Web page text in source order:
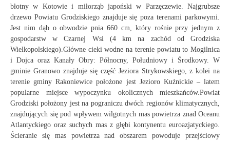
błotny w Kotowie i miłorząb japoński w Parzęczewie. Najgrubsze
drzewo Powiatu Grodziskiego znajduje się poza terenami parkowymi.
Jest nim dąb o obwodzie pnia 660 cm, który rośnie przy jednym z
gospodarstw w Czarnej Wsi (4 km na zachód od Grodziska
Wielkopolskiego).Główne cieki wodne na terenie powiatu to Mogilnica
i Dojca oraz Kanały Obry: Północny, Południowy i Środkowy. W
gminie Granowo znajduje się część Jeziora Strykowskiego, z kolei na
terenie gminy Rakoniewice położone jest Jezioro Kuźnickie – latem
popularne miejsce wypoczynku okolicznych mieszkańców.Powiat
Grodziski położony jest na pograniczu dwóch regionów klimatycznych,
znajdujących się pod wpływem wilgotnych mas powietrza znad Oceanu
Atlantyckiego oraz suchych mas z głębi kontynentu euroazjatyckiego.
Ścieranie się mas powietrza nad obszarem powoduje przejściowy